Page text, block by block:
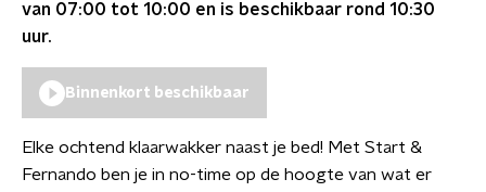
van 07:00 tot 10:00 en is beschikbaar rond 10:30
uur.
Binnenkort beschikbaar
Elke ochtend klaarwakker naast je bed! Met Start &
Fernando ben je in no-time op de hoogte van wat er